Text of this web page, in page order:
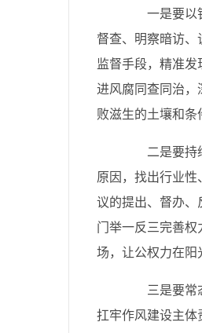
一是要以钉
督查、明察暗访
监督手段，精准
进风腐同查同治，
败滋生的土壤和条
二是要持续
原因，找出行业
议的提出、督办、
门举一反三完善
场，让公权力在阳
三是要常态
扛牢作风建设主体